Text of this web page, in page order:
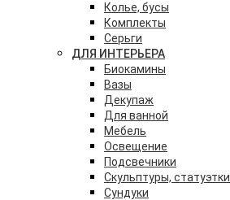
Колье, бусы
Комплекты
Серьги
ДЛЯ ИНТЕРЬЕРА
Биокамины
Вазы
Декупаж
Для ванной
Мебель
Освещение
Подсвечники
Скульптуры, статуэтки
Сундуки